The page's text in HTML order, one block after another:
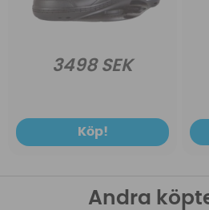
3498 SEK
Köp!
Andra